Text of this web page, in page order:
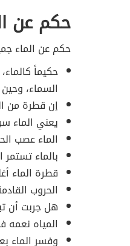
حكم عن
حكم عن الماء
حكيماً
السماء،
إن قطرة من
يعني الماء
الماء عصب
بالماء تستمر
قطرة الماء
الحروب
هل جربت أن
المياه نعمه
وفسر الماء